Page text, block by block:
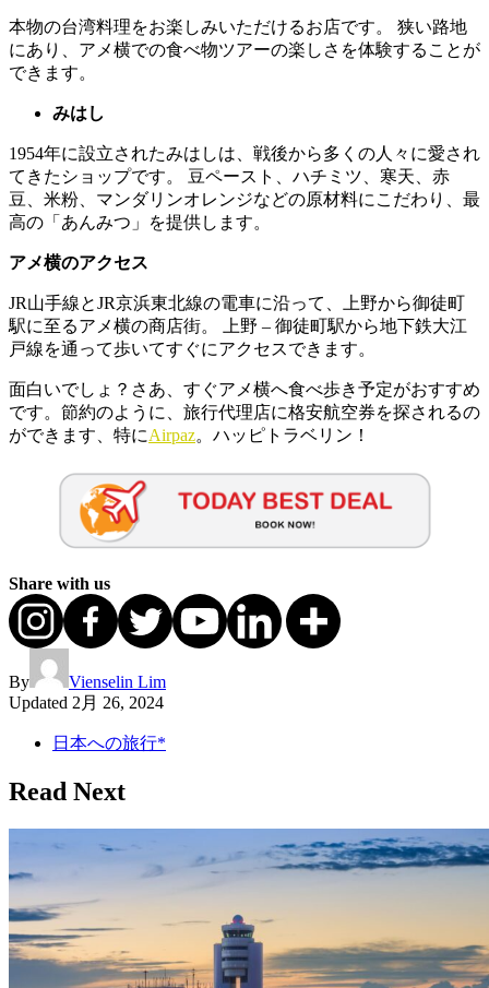
本物の台湾料理をお楽しみいただけるお店です。 狭い路地
にあり、アメ横での食べ物ツアーの楽しさを体験することが
できます。
みはし
1954年に設立されたみはしは、戦後から多くの人々に愛され
てきたショップです。 豆ペースト、ハチミツ、寒天、赤
豆、米粉、マンダリンオレンジなどの原材料にこだわり、最
高の「あんみつ」を提供します。
アメ横のアクセス
JR山手線とJR京浜東北線の電車に沿って、上野から御徒町
駅に至るアメ横の商店街。 上野 – 御徒町駅から地下鉄大江
戸線を通って歩いてすぐにアクセスできます。
面白いでしょ？さあ、すぐアメ横へ食べ歩き予定がおすすめ
です。節約のように、旅行代理店に格安航空券を探されるの
ができます、特にAirpaz。ハッピトラベリン！
Share with us
By
Vienselin Lim
Updated 2月 26, 2024
日本への旅行*
Read Next